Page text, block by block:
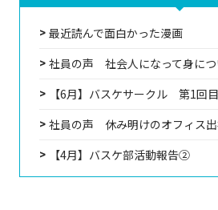
最近読んで面白かった漫画
社員の声 社会人になって身に
【6月】バスケサークル 第1回
社員の声 休み明けのオフィス
【4月】バスケ部活動報告②